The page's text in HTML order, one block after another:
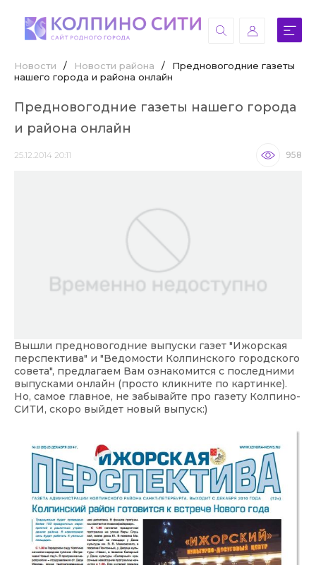
Новости / Новости района /
Предновогодние газеты
нашего города и района онлайн
Предновогодние газеты нашего города
и района онлайн
25.12.2014 20:11 958
Вышли предновогодние выпуски газет "Ижорская
перспектива" и "Ведомости Колпинского городского
совета", предлагаем Вам ознакомится с последними
выпусками онлайн (просто кликните по картинке).
Но, самое главное, не забывайте про газету Колпино-
СИТИ, скоро выйдет новый выпуск:)